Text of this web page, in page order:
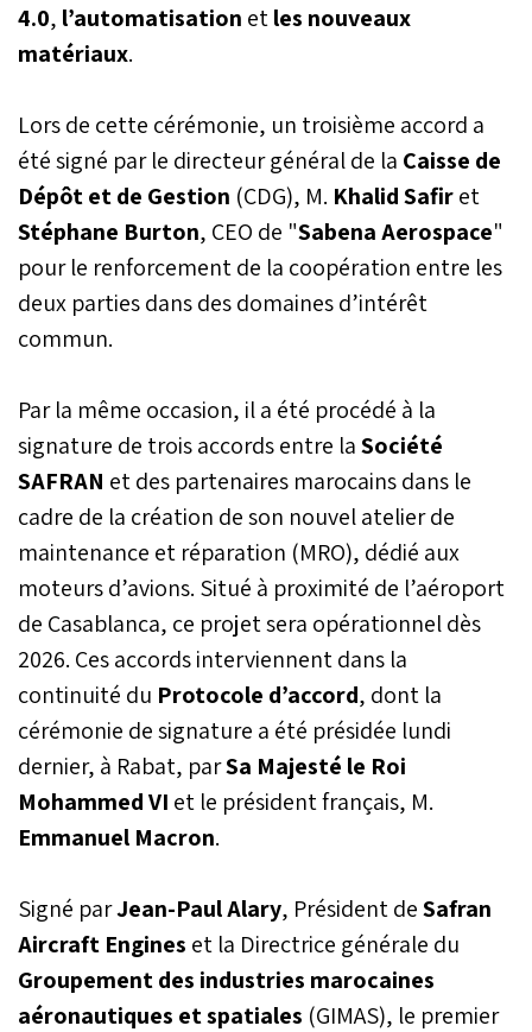
4.0, l’automatisation etles nouveaux
matériaux.
Lors de cette cérémonie, un troisième accord a
été signé par le directeur général de la Caisse de
Dépôt et de Gestion (CDG), M. Khalid Safiret
Stéphane Burton, CEO de "Sabena Aerospace"
pour le renforcement de la coopération entre les
deux parties dans des domaines d’intérêt
commun.
Par la même occasion, il a été procédé à la
signature de trois accords entre laSociété
SAFRAN et des partenaires marocains dans le
cadre de la création de son nouvel atelier de
maintenance et réparation (MRO), dédié aux
moteurs d’avions. Situé à proximité de l’aéroport
de Casablanca, ce projet sera opérationnel dès
2026. Ces accords interviennent dans la
continuité du Protocole d’accord, dont la
cérémonie de signature a été présidée lundi
dernier, à Rabat, parSa Majesté le Roi
Mohammed VI et le président français, M.
Emmanuel Macron.
Signé parJean-Paul Alary, Président deSafran
Aircraft Engines et la Directrice générale du
Groupement des industries marocaines
aéronautiques et spatiales (GIMAS), le premier